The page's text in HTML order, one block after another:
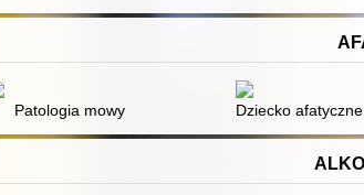
Patologia mowy Dziecko